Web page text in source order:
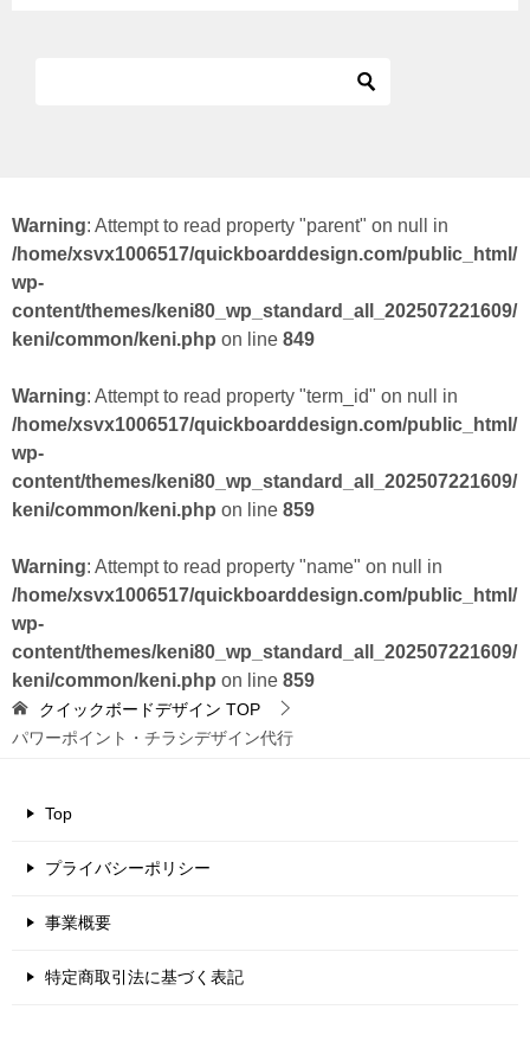
Warning: Attempt to read property "parent" on null in
/home/xsvx1006517/quickboarddesign.com/public_html/
wp-
content/themes/keni80_wp_standard_all_202507221609/
keni/common/keni.php on line 849
Warning: Attempt to read property "term_id" on null in
/home/xsvx1006517/quickboarddesign.com/public_html/
wp-
content/themes/keni80_wp_standard_all_202507221609/
keni/common/keni.php on line 859
Warning: Attempt to read property "name" on null in
/home/xsvx1006517/quickboarddesign.com/public_html/
wp-
content/themes/keni80_wp_standard_all_202507221609/
keni/common/keni.php on line 859
クイックボードデザイン TOP
パワーポイント・チラシデザイン代行
Top
プライバシーポリシー
事業概要
特定商取引法に基づく表記